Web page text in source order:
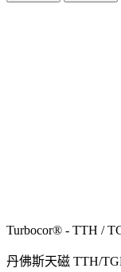
Turbocor® - TTH /
丹佛斯天磁 TTH/